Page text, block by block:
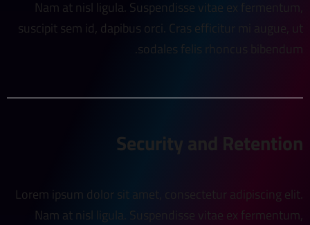
Nam at nisl ligula. Suspendisse vitae ex fermentum,
suscipit sem id, dapibus orci. Cras efficitur mi augue, ut
sodales felis rhoncus bibendum.
Security and Retention
Lorem ipsum dolor sit amet, consectetur adipiscing elit.
Nam at nisl ligula. Suspendisse vitae ex fermentum,